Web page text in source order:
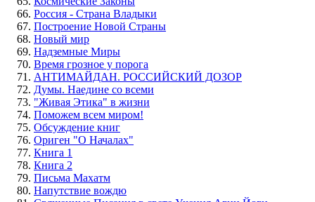
Россия - Страна Владыки
Построение Новой Страны
Новый мир
Надземные Миры
Время грозное у порога
АНТИМАЙДАН. РОССИЙСКИЙ ДОЗОР
Думы. Наедине со всеми
"Живая Этика" в жизни
Поможем всем миром!
Обсуждение книг
Ориген "О Началах"
Книга 1
Книга 2
Письма Махатм
Напутствие вождю